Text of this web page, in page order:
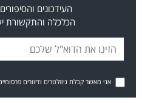
העידכונים
הכלכלה והתקשורת
אני מאשר קבלת ניוזלטרים ודיוורים